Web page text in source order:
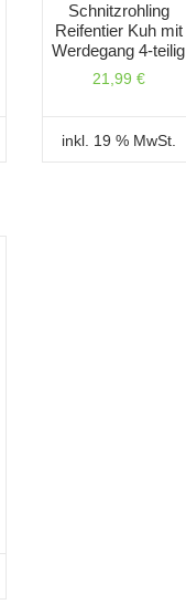
Schnitzrohling
Reifentier Kuh mit
Werdegang 4-teilig
21,99 €
inkl. 19 % MwSt.